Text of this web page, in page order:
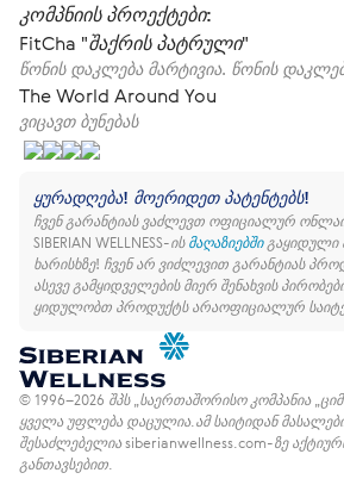
კომპნიის პროექტები:
FitCha "შაქრის პატრული"
წონის დაკლება მარტივია. წონის
The World Around You
ვიცავთ ბუნებას
ყურადღება! მოერიდეთ პატენტებს!
ჩვენ გარანტიას ვაძლევთ ოფიციალურ
SIBERIAN WELLNESS-ისმაღაზიებშიგაყიდული
ხარისხზე! ჩვენ არ ვიძლევით გარანტიას
ასევე გამყიდველების მიერ შენახვის
ყიდულობთ პროდუქტს არაოფიციალურ
© 1996–2026 შპს „საერთაშორისო კომპანია
ყველა უფლება დაცულია. ამ საიტიდან
შესაძლებელია siberianwellness.com-ზე
განთავსებით.